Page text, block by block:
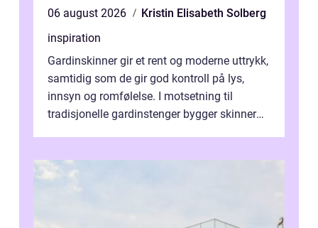
06 august 2026
Kristin Elisabeth Solberg
inspiration
Gardinskinner gir et rent og moderne uttrykk,
samtidig som de gir god kontroll på lys,
innsyn og romfølelse. I motsetning til
tradisjonelle gardinstenger bygger skinner